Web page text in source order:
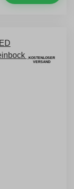
KOSTENLOSER
VERSAND